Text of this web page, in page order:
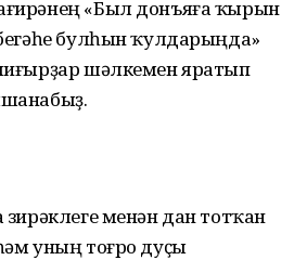
«Был донъяға ҡырын
булһын ҡулдарыңда»
шәлкемен яратып
менән дан тотҡан
уның тоғро дуҫы